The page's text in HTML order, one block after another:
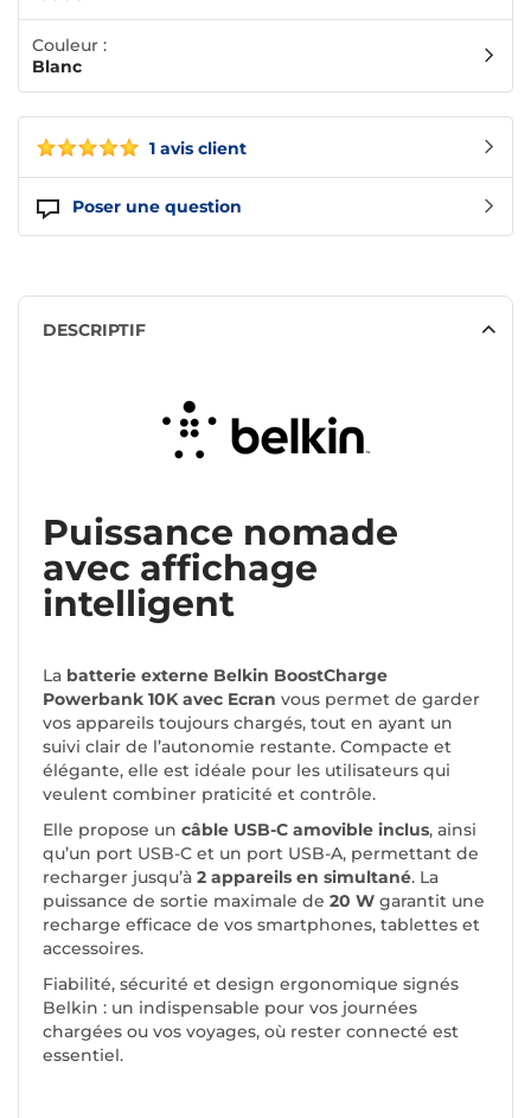
1 avis client
Poser une question
Couleur :
Blanc
DESCRIPTIF
Puissance nomade
avec affichage
intelligent
La batterie externe Belkin BoostCharge
Powerbank 10K avec Ecran vous permet de garder
vos appareils toujours chargés, tout en ayant un
suivi clair de l’autonomie restante. Compacte et
élégante, elle est idéale pour les utilisateurs qui
veulent combiner praticité et contrôle.
Elle propose un câble USB-C amovible inclus, ainsi
qu’un port USB-C et un port USB-A, permettant de
recharger jusqu’à 2 appareils en simultané. La
puissance de sortie maximale de 20 W garantit une
recharge efficace de vos smartphones, tablettes et
accessoires.
Fiabilité, sécurité et design ergonomique signés
Belkin : un indispensable pour vos journées
chargées ou vos voyages, où rester connecté est
essentiel.